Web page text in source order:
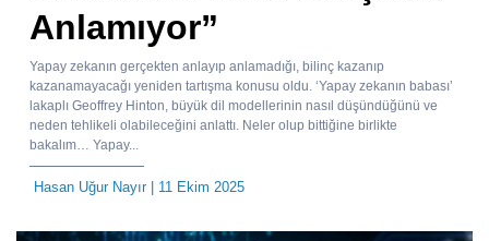
Anlamıyor”
Yapay zekanın gerçekten anlayıp anlamadığı, bilinç kazanıp
kazanamayacağı yeniden tartışma konusu oldu. ‘Yapay zekanın babası’
lakaplı Geoffrey Hinton, büyük dil modellerinin nasıl düşündüğünü ve
neden tehlikeli olabileceğini anlattı. Neler olup bittiğine birlikte
bakalım… Yapay...
Hasan Uğur Nayır| 11 Ekim 2025